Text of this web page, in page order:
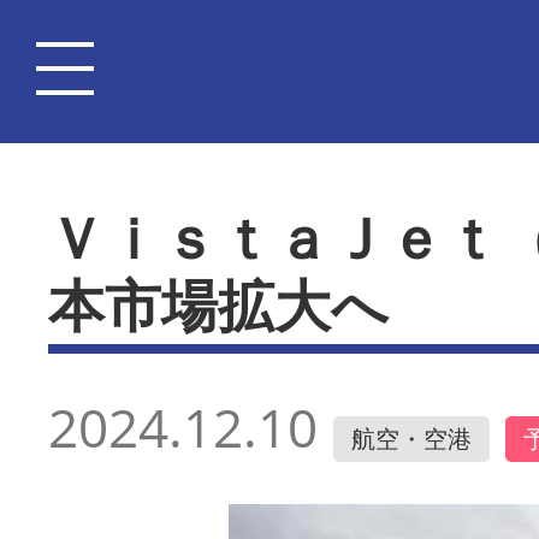
ＶｉｓｔａＪｅ
本市場拡大へ
2024.12.10 航空・空港